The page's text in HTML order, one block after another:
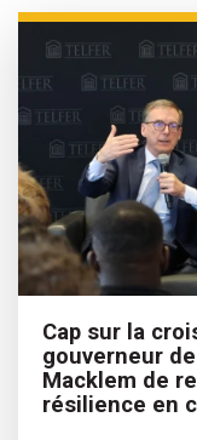
Cap sur la
gouverneur
Macklem de
résilience en